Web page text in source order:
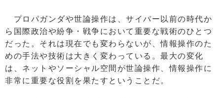
プロパガンダや世論操作は、サイバー以前の時代か
ら国際政治や紛争・戦争において重要な戦術のひとつ
だった。それは現在でも変わらないが、情報操作のた
めの手法や技術は大きく変わっている。最大の変化
は、ネットやソーシャル空間が世論操作、情報操作に
非常に重要な役割を果たすということだ。